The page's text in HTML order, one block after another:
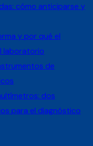
cómo anticiparse y
y por qué el
laboratorio
de
dos
para el diagnóstico